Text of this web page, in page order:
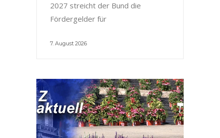
2027 streicht der Bund die
Fördergelder für
7. August 2026